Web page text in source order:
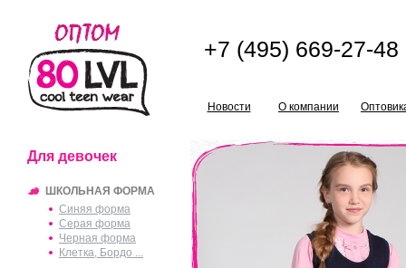
+7 (495) 669-27-48
Новости О компании
Для девочек
ШКОЛЬНАЯ ФОРМА
Синяя форма
Серая форма
Черная форма
Клетка, Бордо ...